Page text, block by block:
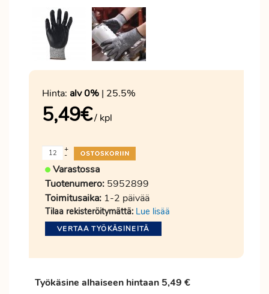
Hinta: alv 0% | 25.5%
5,49€/ kpl
-
+
Varastossa
Tuotenumero: 5952899
Toimitusaika: 1-2 päivää
Tilaa rekisteröitymättä: Lue lisää
VERTAA TYÖKÄSINEITÄ
Työkäsine alhaiseen hintaan 5,49 €